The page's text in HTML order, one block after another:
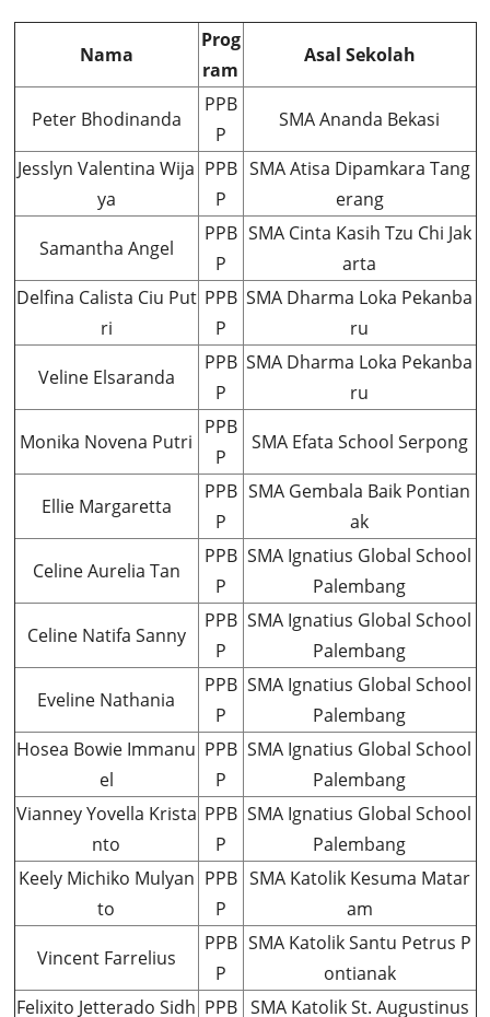
Nama
Prog
ram
Asal Sekolah
Peter Bhodinanda
PPB
P
SMA Ananda Bekasi
Jesslyn Valentina Wija
ya
PPB
P
SMA Atisa Dipamkara Tang
erang
Samantha Angel
PPB
P
SMA Cinta Kasih Tzu Chi Jak
arta
Delfina Calista Ciu Put
ri
PPB
P
SMA Dharma Loka Pekanba
ru
Veline Elsaranda
PPB
P
SMA Dharma Loka Pekanba
ru
Monika Novena Putri
PPB
P
SMA Efata School Serpong
Ellie Margaretta
PPB
P
SMA Gembala Baik Pontian
ak
Celine Aurelia Tan
PPB
P
SMA Ignatius Global School
Palembang
Celine Natifa Sanny
PPB
P
SMA Ignatius Global School
Palembang
Eveline Nathania
PPB
P
SMA Ignatius Global School
Palembang
Hosea Bowie Immanu
el
PPB
P
SMA Ignatius Global School
Palembang
Vianney Yovella Krista
nto
PPB
P
SMA Ignatius Global School
Palembang
Keely Michiko Mulyan
to
PPB
P
SMA Katolik Kesuma Matar
am
Vincent Farrelius
PPB
P
SMA Katolik Santu Petrus P
ontianak
Felixito Jetterado Sidh PPB SMA Katolik St. Augustinus